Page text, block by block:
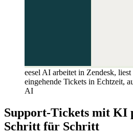
eesel AI arbeitet in Zendesk,
eingehende Tickets in Echtzeit,
AI
Support-Tickets mit KI
Schritt für Schritt